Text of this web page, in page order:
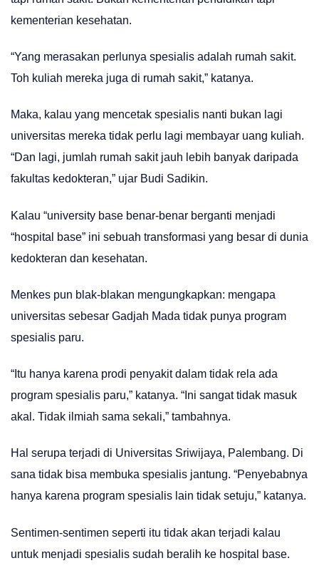
kementerian kesehatan.
“Yang merasakan perlunya spesialis adalah rumah sakit.
Toh kuliah mereka juga di rumah sakit,” katanya.
Maka, kalau yang mencetak spesialis nanti bukan lagi
universitas mereka tidak perlu lagi membayar uang kuliah.
“Dan lagi, jumlah rumah sakit jauh lebih banyak daripada
fakultas kedokteran,” ujar Budi Sadikin.
Kalau “university base benar-benar berganti menjadi
“hospital base” ini sebuah transformasi yang besar di dunia
kedokteran dan kesehatan.
Menkes pun blak-blakan mengungkapkan: mengapa
universitas sebesar Gadjah Mada tidak punya program
spesialis paru.
“Itu hanya karena prodi penyakit dalam tidak rela ada
program spesialis paru,” katanya. “Ini sangat tidak masuk
akal. Tidak ilmiah sama sekali,” tambahnya.
Hal serupa terjadi di Universitas Sriwijaya, Palembang. Di
sana tidak bisa membuka spesialis jantung. “Penyebabnya
hanya karena program spesialis lain tidak setuju,” katanya.
Sentimen-sentimen seperti itu tidak akan terjadi kalau
untuk menjadi spesialis sudah beralih ke hospital base.